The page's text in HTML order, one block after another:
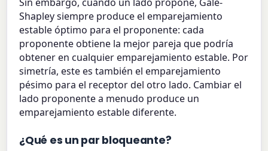
Shapley siempre produce el emparejamiento
estable óptimo para el proponente: cada
proponente obtiene la mejor pareja que podría
obtener en cualquier emparejamiento estable. Por
simetría, este es también el emparejamiento
pésimo para el receptor del otro lado. Cambiar el
lado proponente a menudo produce un
emparejamiento estable diferente.
¿Qué es un par bloqueante?